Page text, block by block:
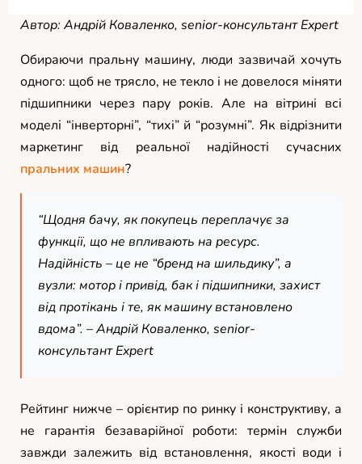
Автор: Андрій Коваленко, senior-консультант Expert
Обираючи пральну машину, люди зазвичай хочуть
одного: щоб не трясло, не текло і не довелося міняти
підшипники через пару років. Але на вітрині всі
моделі “інверторні”, “тихі” й “розумні”. Як відрізнити
маркетинг від реальної надійності сучасних
пральних машин?
“Щодня бачу, як покупець переплачує за
функції, що не впливають на ресурс.
Надійність – це не “бренд на шильдику”, а
вузли: мотор і привід, бак і підшипники, захист
від протікань і те, як машину встановлено
вдома”. –Андрій Коваленко, senior-
консультант Expert
Рейтинг нижче – орієнтир по ринку і конструктиву, а
не гарантія безаварійної роботи: термін служби
завжди залежить від встановлення, якості води і